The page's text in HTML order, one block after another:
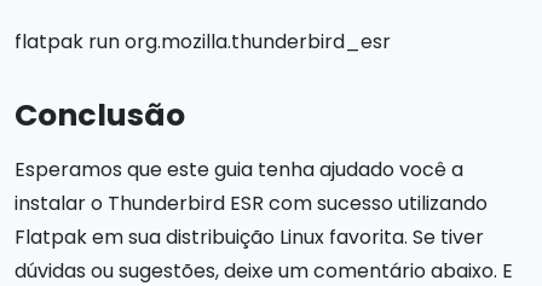
flatpak run org.mozilla.thunderbird_esr
Conclusão
Esperamos que este guia tenha ajudado você a
instalar o Thunderbird ESR com sucesso utilizando
Flatpak em sua distribuição Linux favorita. Se tiver
dúvidas ou sugestões, deixe um comentário abaixo. E